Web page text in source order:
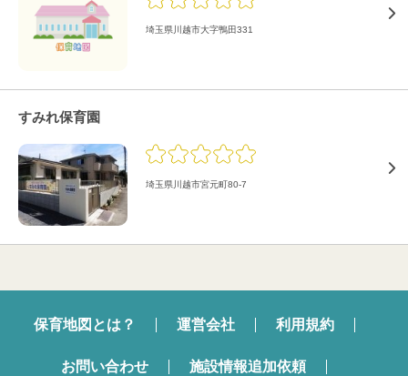
埼玉県川越市大字鴨田331
すみれ保育園
埼玉県川越市宮元町80-7
保育地図とは？ 運営会社 利用規約
お問い合わせ 施設情報追加依頼